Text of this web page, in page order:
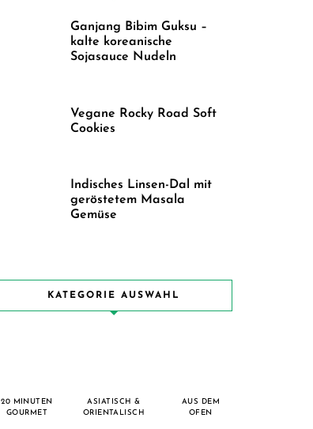
Ganjang Bibim Guksu –
kalte koreanische
Sojasauce Nudeln
Vegane Rocky Road Soft
Cookies
Indisches Linsen-Dal mit
geröstetem Masala
Gemüse
KATEGORIE AUSWAHL
20 MINUTEN
GOURMET
ASIATISCH &
ORIENTALISCH
AUS DEM
OFEN